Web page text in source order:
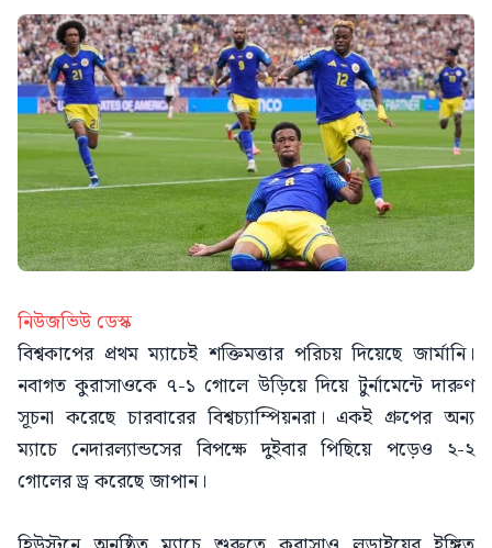
নিউজভিউ ডেস্ক
বিশ্বকাপের প্রথম ম্যাচেই শক্তিমত্তার পরিচয় দিয়েছে জার্মানি।
নবাগত কুরাসাওকে ৭-১ গোলে উড়িয়ে দিয়ে টুর্নামেন্টে দারুণ
সূচনা করেছে চারবারের বিশ্বচ্যাম্পিয়নরা। একই গ্রুপের অন্য
ম্যাচে নেদারল্যান্ডসের বিপক্ষে দুইবার পিছিয়ে পড়েও ২-২
গোলের ড্র করেছে জাপান।